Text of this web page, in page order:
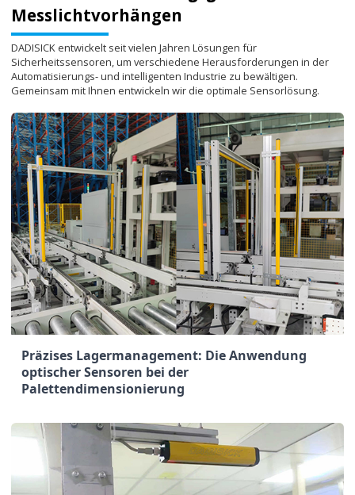
Messlichtvorhängen
DADISICK entwickelt seit vielen Jahren Lösungen für
Sicherheitssensoren, um verschiedene Herausforderungen in der
Automatisierungs- und intelligenten Industrie zu bewältigen.
Gemeinsam mit Ihnen entwickeln wir die optimale Sensorlösung.
Präzises Lagermanagement: Die Anwendung
optischer Sensoren bei der
Palettendimensionierung